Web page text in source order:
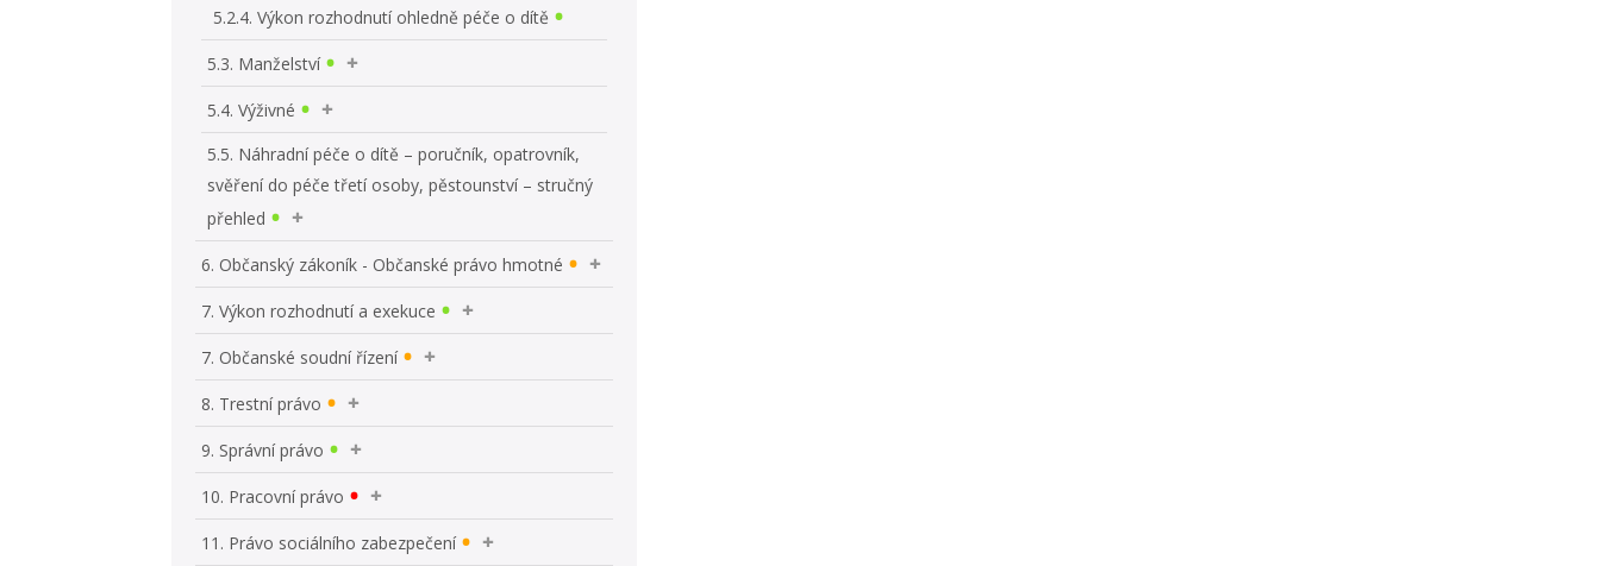
5.2.4. Výkon rozhodnutí ohledně péče o dítě
5.3. Manželství
5.4. Výživné
5.5. Náhradní péče o dítě – poručník, opatrovník,
svěření do péče třetí osoby, pěstounství – stručný
přehled
6. Občanský zákoník - Občanské právo hmotné
7. Výkon rozhodnutí a exekuce
7. Občanské soudní řízení
8. Trestní právo
9. Správní právo
10. Pracovní právo
11. Právo sociálního zabezpečení